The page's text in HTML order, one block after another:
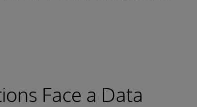
Face a Data